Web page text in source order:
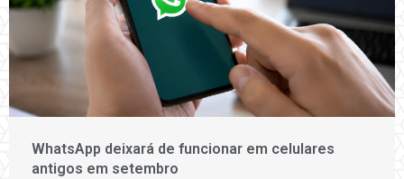
WhatsApp deixará de funcionar em celulares
antigos em setembro